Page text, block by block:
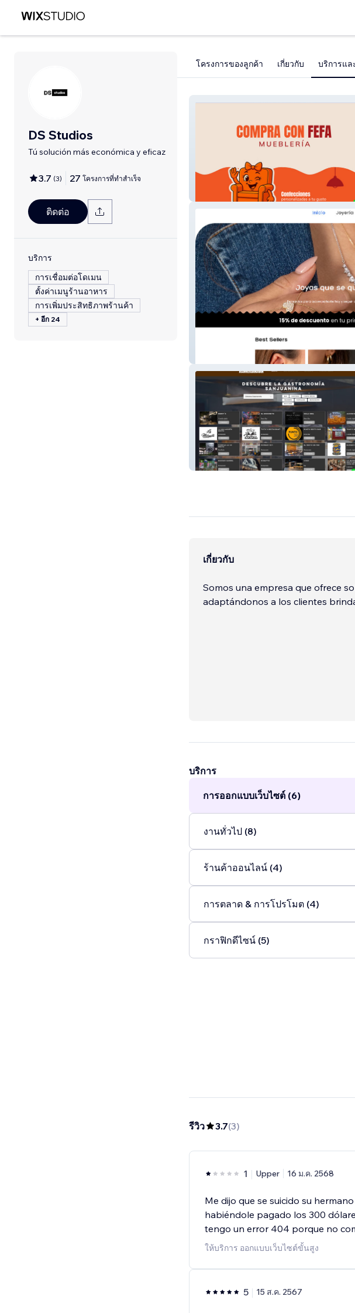
DS Studios
Tú solución más económica y eficaz
3.7 (3) 27 โครงการที่ทำสำเร็จ
ติดต่อ
บริการ
การเชื่อมต่อโดเมน
ตั้งค่าเมนูร้านอาหาร
การเพิ่มประสิทธิภาพร้านค้า
+ อีก 24
โครงการของลูกค้า เกี่ยวกับ บริการแล
Muebleria
acomersanjuan
เกี่ยวกับ
Somos una empresa que ofrece
adaptándonos a los clientes
บริการ
การออกแบบเว็บไซต์ (6)
งานทั่วไป (8)
ร้านค้าออนไลน์ (4)
การตลาด & การโปรโมต (4)
กราฟิกดีไซน์ (5)
รีวิว 3.7(3)
1 Upper 16 ม.ค. 2568
Me dijo que se suicido su
habiéndole pagado los 300
tengo un error 404 porque no
ให้บริการ ออกแบบเว็บไซต์ขั้นสูง
5 15 ส.ค. 2567